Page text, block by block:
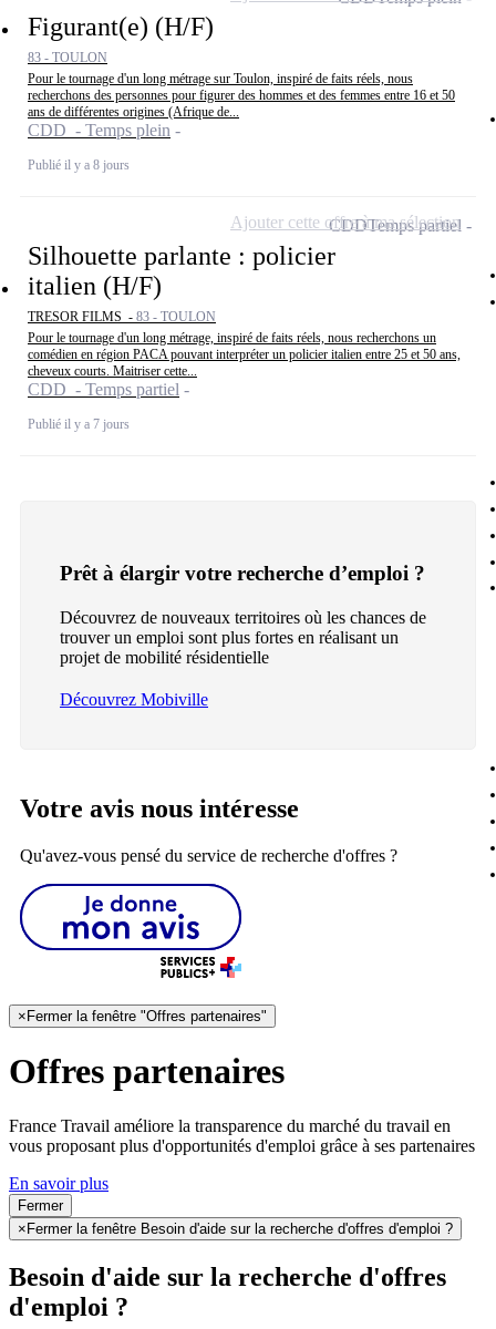
Figurant(e) (H/F)
83 - TOULON
Pour le tournage d'un long métrage sur Toulon, inspiré de faits réels, nous
recherchons des personnes pour figurer des hommes et des femmes entre 16 et 50
ans de différentes origines (Afrique de...
CDD - Temps plein
Publié il y a 8 jours
Silhouette parlante : policier
italien (H/F)
TRESOR FILMS - 83 - TOULON
Pour le tournage d'un long métrage, inspiré de faits réels, nous recherchons un
comédien en région PACA pouvant interpréter un policier italien entre 25 et 50 ans,
cheveux courts. Maitriser cette...
CDD - Temps partiel
Publié il y a 7 jours
CDDTemps partiel
Ajouter cette offre à ma sélection
Prêt à élargir votre recherche d’emploi ?
Découvrez de nouveaux territoires où les chances de
trouver un emploi sont plus fortes en réalisant un
projet de mobilité résidentielle
Découvrez Mobiville
Votre avis nous intéresse
Qu'avez-vous pensé du service de recherche d'offres ?
× Fermer la fenêtre "Offres partenaires"
Offres partenaires
France Travail améliore la transparence du marché du travail en
vous proposant plus d'opportunités d'emploi grâce à ses partenaires
En savoir plus
Fermer
× Fermer la fenêtre Besoin d'aide sur la recherche d'offres d'emploi ?
Besoin d'aide sur la recherche d'offres
d'emploi ?